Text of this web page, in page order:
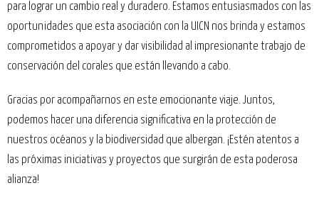
para lograr un cambio real y duradero. Estamos entusiasmados con las
oportunidades que esta asociación con la UICN nos brinda y estamos
comprometidos a apoyar y dar visibilidad al impresionante trabajo de
conservación del corales que están llevando a cabo.
Gracias por acompañarnos en este emocionante viaje. Juntos,
podemos hacer una diferencia significativa en la protección de
nuestros océanos y la biodiversidad que albergan. ¡Estén atentos a
las próximas iniciativas y proyectos que surgirán de esta poderosa
alianza!